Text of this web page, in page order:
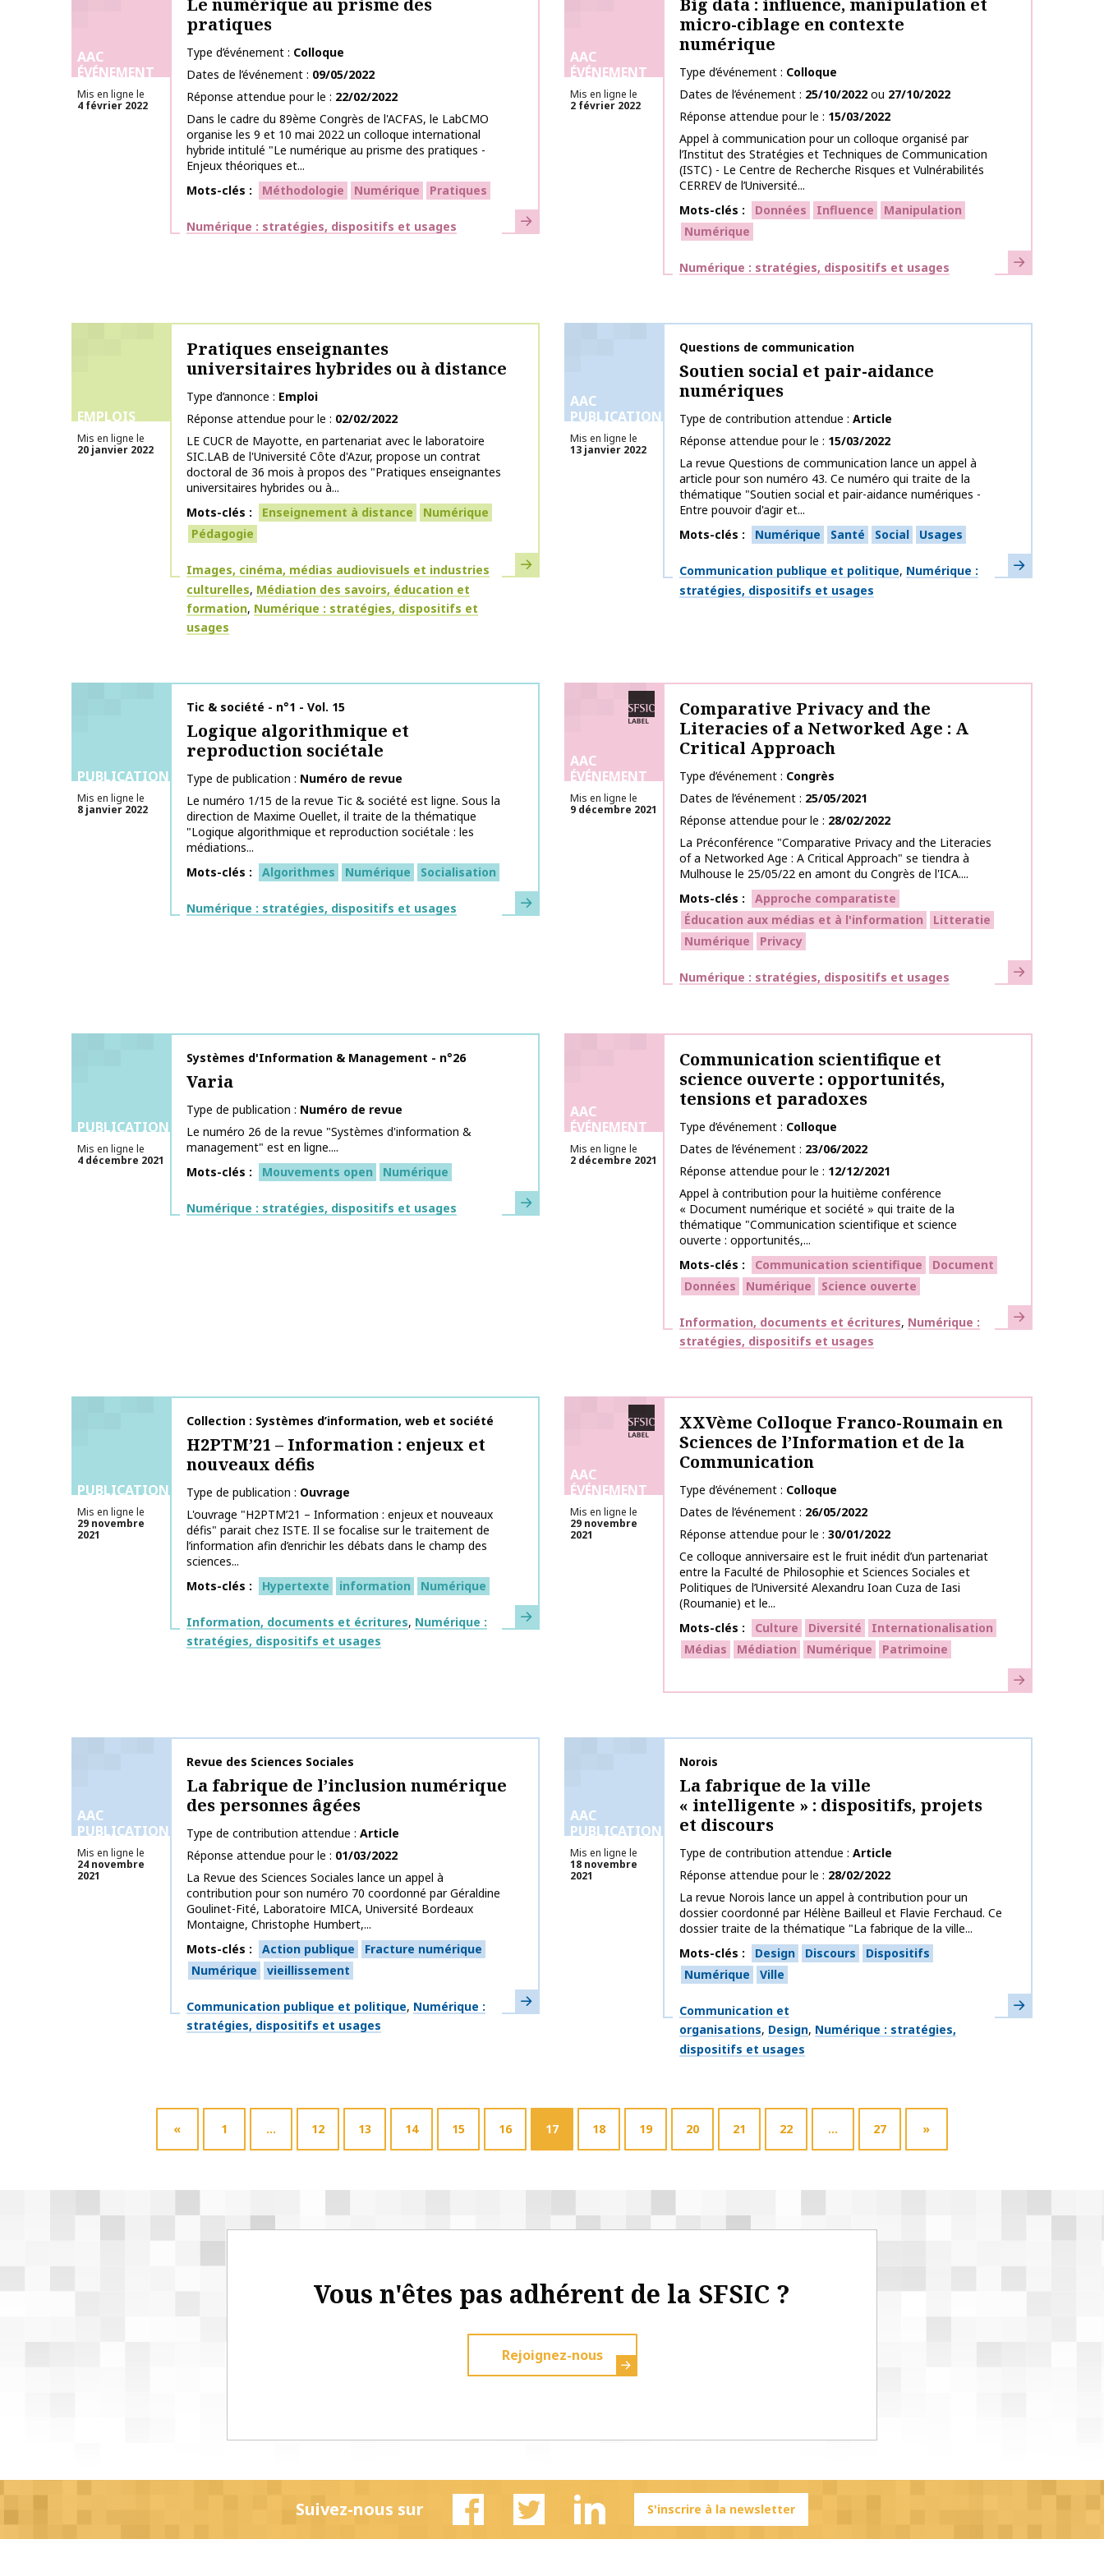
AAC
ÉVÉNEMENT
Mis en ligne le
4 février 2022
Le numérique au prisme des
pratiques
Type d’événement
Colloque
Dates de l’événement
09/05/2022
Réponse attendue pour le
22/02/2022
Dans le cadre du 89ème Congrès de l'ACFAS, le LabCMO
organise les 9 et 10 mai 2022 un colloque international
hybride intitulé "Le numérique au prisme des pratiques -
Enjeux théoriques et...
Mots-clés
Méthodologie Numérique Pratiques
Thématiques
Numérique : stratégies, dispositifs et usages En savoir plus
AAC
ÉVÉNEMENT
Mis en ligne le
2 février 2022
Big data : influence, manipulation et
micro-ciblage en contexte
numérique
Type d’événement
Colloque
Dates de l’événement
25/10/2022 ou 27/10/2022
Réponse attendue pour le
15/03/2022
Appel à communication pour un colloque organisé par
l’Institut des Stratégies et Techniques de Communication
(ISTC) - Le Centre de Recherche Risques et Vulnérabilités
CERREV de l’Université...
Mots-clés
Données Influence
Manipulation
Numérique
Thématiques
Numérique : stratégies, dispositifs et usages En savoir plus
EMPLOIS
Mis en ligne le
20 janvier 2022
Pratiques enseignantes
universitaires hybrides ou à distance
Type d’annonce
Emploi
Réponse attendue pour le
02/02/2022
LE CUCR de Mayotte, en partenariat avec le laboratoire
SIC.LAB de l'Université Côte d'Azur, propose un contrat
doctoral de 36 mois à propos des "Pratiques enseignantes
universitaires hybrides ou à...
Mots-clés
Enseignement à distance
Numérique
Pédagogie
Thématiques
Images, cinéma, médias audiovisuels et industries
culturelles Médiation des savoirs, éducation et
formation Numérique : stratégies, dispositifs et
usages
En savoir plus
AAC
PUBLICATIONS
Mis en ligne le
13 janvier 2022
Nom de la publication
Questions de communication
Soutien social et pair-aidance
numériques
Type de contribution attendue
Article
Réponse attendue pour le
15/03/2022
La revue Questions de communication lance un appel à
article pour son numéro 43. Ce numéro qui traite de la
thématique "Soutien social et pair-aidance numériques -
Entre pouvoir d'agir et...
Mots-clés
Numérique Santé Social Usages
Thématiques
Communication publique et politique Numérique :
stratégies, dispositifs et usages
En savoir plus
PUBLICATIONS
Mis en ligne le
8 janvier 2022
Nom de la publication
Tic & société - n°1 - Vol. 15
Logique algorithmique et
reproduction sociétale
Type de publication
Numéro de revue
Le numéro 1/15 de la revue Tic & société est ligne. Sous la
direction de Maxime Ouellet, il traite de la thématique
"Logique algorithmique et reproduction sociétale : les
médiations...
Mots-clés
Algorithmes Numérique Socialisation
Thématiques
Numérique : stratégies, dispositifs et usages En savoir plus
Labélisé SFSIC
AAC
ÉVÉNEMENT
Mis en ligne le
9 décembre 2021
Comparative Privacy and the
Literacies of a Networked Age : A
Critical Approach
Type d’événement
Congrès
Dates de l’événement
25/05/2021
Réponse attendue pour le
28/02/2022
La Préconférence "Comparative Privacy and the Literacies
of a Networked Age : A Critical Approach" se tiendra à
Mulhouse le 25/05/22 en amont du Congrès de l'ICA....
Mots-clés
Approche comparatiste
Éducation aux médias et à l'information
Litteratie
Numérique
Privacy
Thématiques
Numérique : stratégies, dispositifs et usages En savoir plus
PUBLICATIONS
Mis en ligne le
4 décembre 2021
Nom de la publication
Systèmes d'Information & Management - n°26
Varia
Type de publication
Numéro de revue
Le numéro 26 de la revue "Systèmes d'information &
management" est en ligne....
Mots-clés
Mouvements open Numérique
Thématiques
Numérique : stratégies, dispositifs et usages En savoir plus
AAC
ÉVÉNEMENT
Mis en ligne le
2 décembre 2021
Communication scientifique et
science ouverte : opportunités,
tensions et paradoxes
Type d’événement
Colloque
Dates de l’événement
23/06/2022
Réponse attendue pour le
12/12/2021
Appel à contribution pour la huitième conférence
« Document numérique et société » qui traite de la
thématique "Communication scientifique et science
ouverte : opportunités,...
Mots-clés
Communication scientifique
Document
Données
Numérique Science ouverte
Thématiques
Information, documents et écritures Numérique :
stratégies, dispositifs et usages
En savoir plus
PUBLICATIONS
Mis en ligne le
29 novembre
2021
Nom de la publication
Collection : Systèmes d’information, web et société
H2PTM’21 – Information : enjeux et
nouveaux défis
Type de publication
Ouvrage
L'ouvrage "H2PTM’21 – Information : enjeux et nouveaux
défis" parait chez ISTE. Il se focalise sur le traitement de
l’information afin d’enrichir les débats dans le champ des
sciences...
Mots-clés
Hypertexte information Numérique
Thématiques
Information, documents et écritures Numérique :
stratégies, dispositifs et usages
En savoir plus
Labélisé SFSIC
AAC
ÉVÉNEMENT
Mis en ligne le
29 novembre
2021
XXVème Colloque Franco-Roumain en
Sciences de l’Information et de la
Communication
Type d’événement
Colloque
Dates de l’événement
26/05/2022
Réponse attendue pour le
30/01/2022
Ce colloque anniversaire est le fruit inédit d’un partenariat
entre la Faculté de Philosophie et Sciences Sociales et
Politiques de l’Université Alexandru Ioan Cuza de Iasi
(Roumanie) et le...
Mots-clés
Culture Diversité
Internationalisation
Médias
Médiation Numérique Patrimoine
En savoir plus
AAC
PUBLICATIONS
Mis en ligne le
24 novembre
2021
Nom de la publication
Revue des Sciences Sociales
La fabrique de l’inclusion numérique
des personnes âgées
Type de contribution attendue
Article
Réponse attendue pour le
01/03/2022
La Revue des Sciences Sociales lance un appel à
contribution pour son numéro 70 coordonné par Géraldine
Goulinet-Fité, Laboratoire MICA, Université Bordeaux
Montaigne, Christophe Humbert,...
Mots-clés
Action publique
Fracture numérique
Numérique
vieillissement
Thématiques
Communication publique et politique Numérique :
stratégies, dispositifs et usages
En savoir plus
AAC
PUBLICATIONS
Mis en ligne le
18 novembre
2021
Nom de la publication
Norois
La fabrique de la ville
« intelligente » : dispositifs, projets
et discours
Type de contribution attendue
Article
Réponse attendue pour le
28/02/2022
La revue Norois lance un appel à contribution pour un
dossier coordonné par Hélène Bailleul et Flavie Ferchaud. Ce
dossier traite de la thématique "La fabrique de la ville...
Mots-clés
Design Discours
Dispositifs
Numérique
Ville
Thématiques
Communication et
organisations Design Numérique : stratégies,
dispositifs et usages
En savoir plus
« 1 … 12 13 14 15 16 17 18 19 20 21 22 … 27 »
Vous n'êtes pas adhérent de la SFSIC ?
Rejoignez-nous
Suivez-nous sur S'inscrire à la newsletter